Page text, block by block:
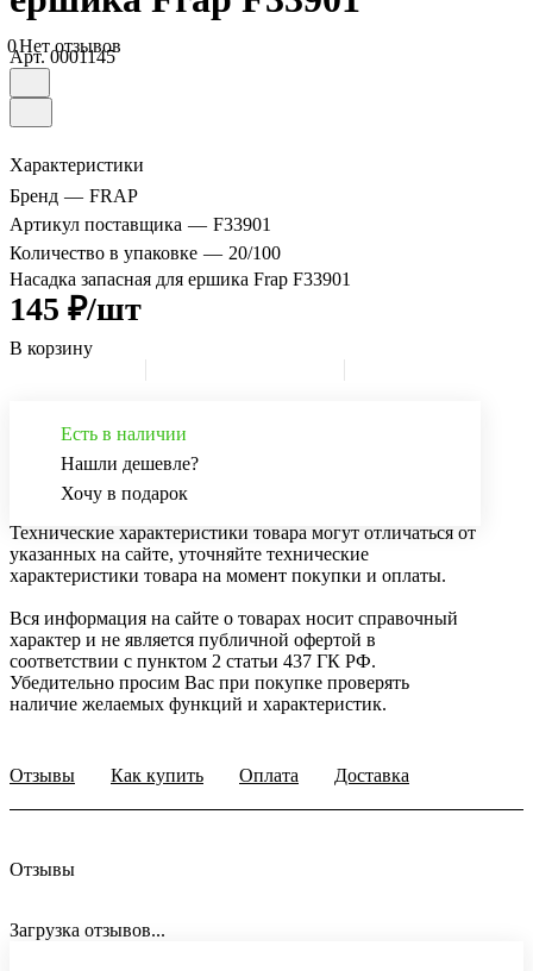
0Нет отзывов
Арт.0001145
Характеристики
Бренд — FRAP
Артикул поставщика — F33901
Количество в упаковке — 20/100
Насадка запасная для ершика Frap F33901
145 ₽/шт
В корзину
Есть в наличии
Нашли дешевле?
Хочу в подарок
Технические характеристики товара могут отличаться от
указанных на сайте, уточняйте технические
характеристики товара на момент покупки и оплаты.
Вся информация на сайте о товарах носит справочный
характер и не является публичной офертой в
соответствии с пунктом 2 статьи 437 ГК РФ.
Убедительно просим Вас при покупке проверять
наличие желаемых функций и характеристик.
Отзывы Как купить Оплата Доставка
Отзывы
Загрузка отзывов...